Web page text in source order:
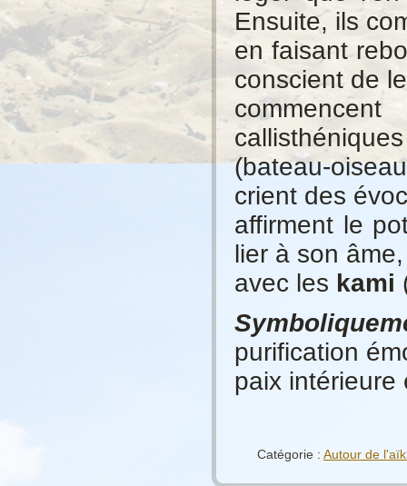
Ensuite, ils
en faisant
conscient de
(bateau-
crient des
affirment le
lier à son
avec les kami
purification
paix intérieure
Catégorie : Autour de